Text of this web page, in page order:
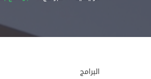
البرامج